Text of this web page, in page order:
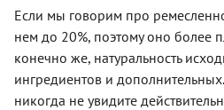
Если мы говорим про
нем до 20%, поэтому оно более
конечно же, натуральность
ингредиентов и
никогда не увидите